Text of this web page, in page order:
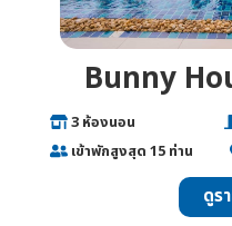
Bunny
3 ห้องนอน ________________
เข้าพักสูงสุด 15 ท่าน ______
ดูร